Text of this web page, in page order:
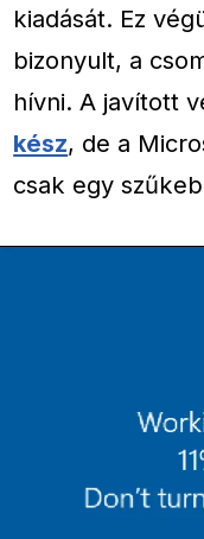
kiadását. Ez
bizonyult, a
hívni. A javított
kész, de a
csak egy